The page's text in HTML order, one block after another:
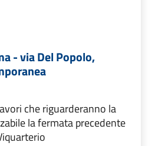
- via Del Popolo,
che riguarderanno la
la fermata precedente